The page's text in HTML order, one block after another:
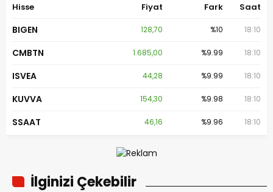
Hisse Fiyat Fark Saat
BIGEN 128,70 %10 18:10
CMBTN 1.685,00 %9.99 18:10
ISVEA 44,28 %9.99 18:10
KUVVA 154,30 %9.98 18:10
SSAAT 46,16 %9.96 18:10
İlginizi Çekebilir